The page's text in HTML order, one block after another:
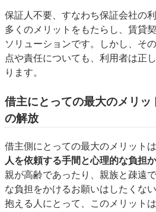
保証人不要、すなわち保証会社の
多くのメリットをもたらし、賃貸
ソリューションです。しかし、そ
点や責任についても、利用者は正
ります。
借主にとっての最大のメリッ
の解放
借主側にとっての最大のメリット
人を依頼する手間と心理的な負担
親が高齢であったり、親族と疎遠
な負担をかけるお願いはしたくな
抱える人にとって、このメリット